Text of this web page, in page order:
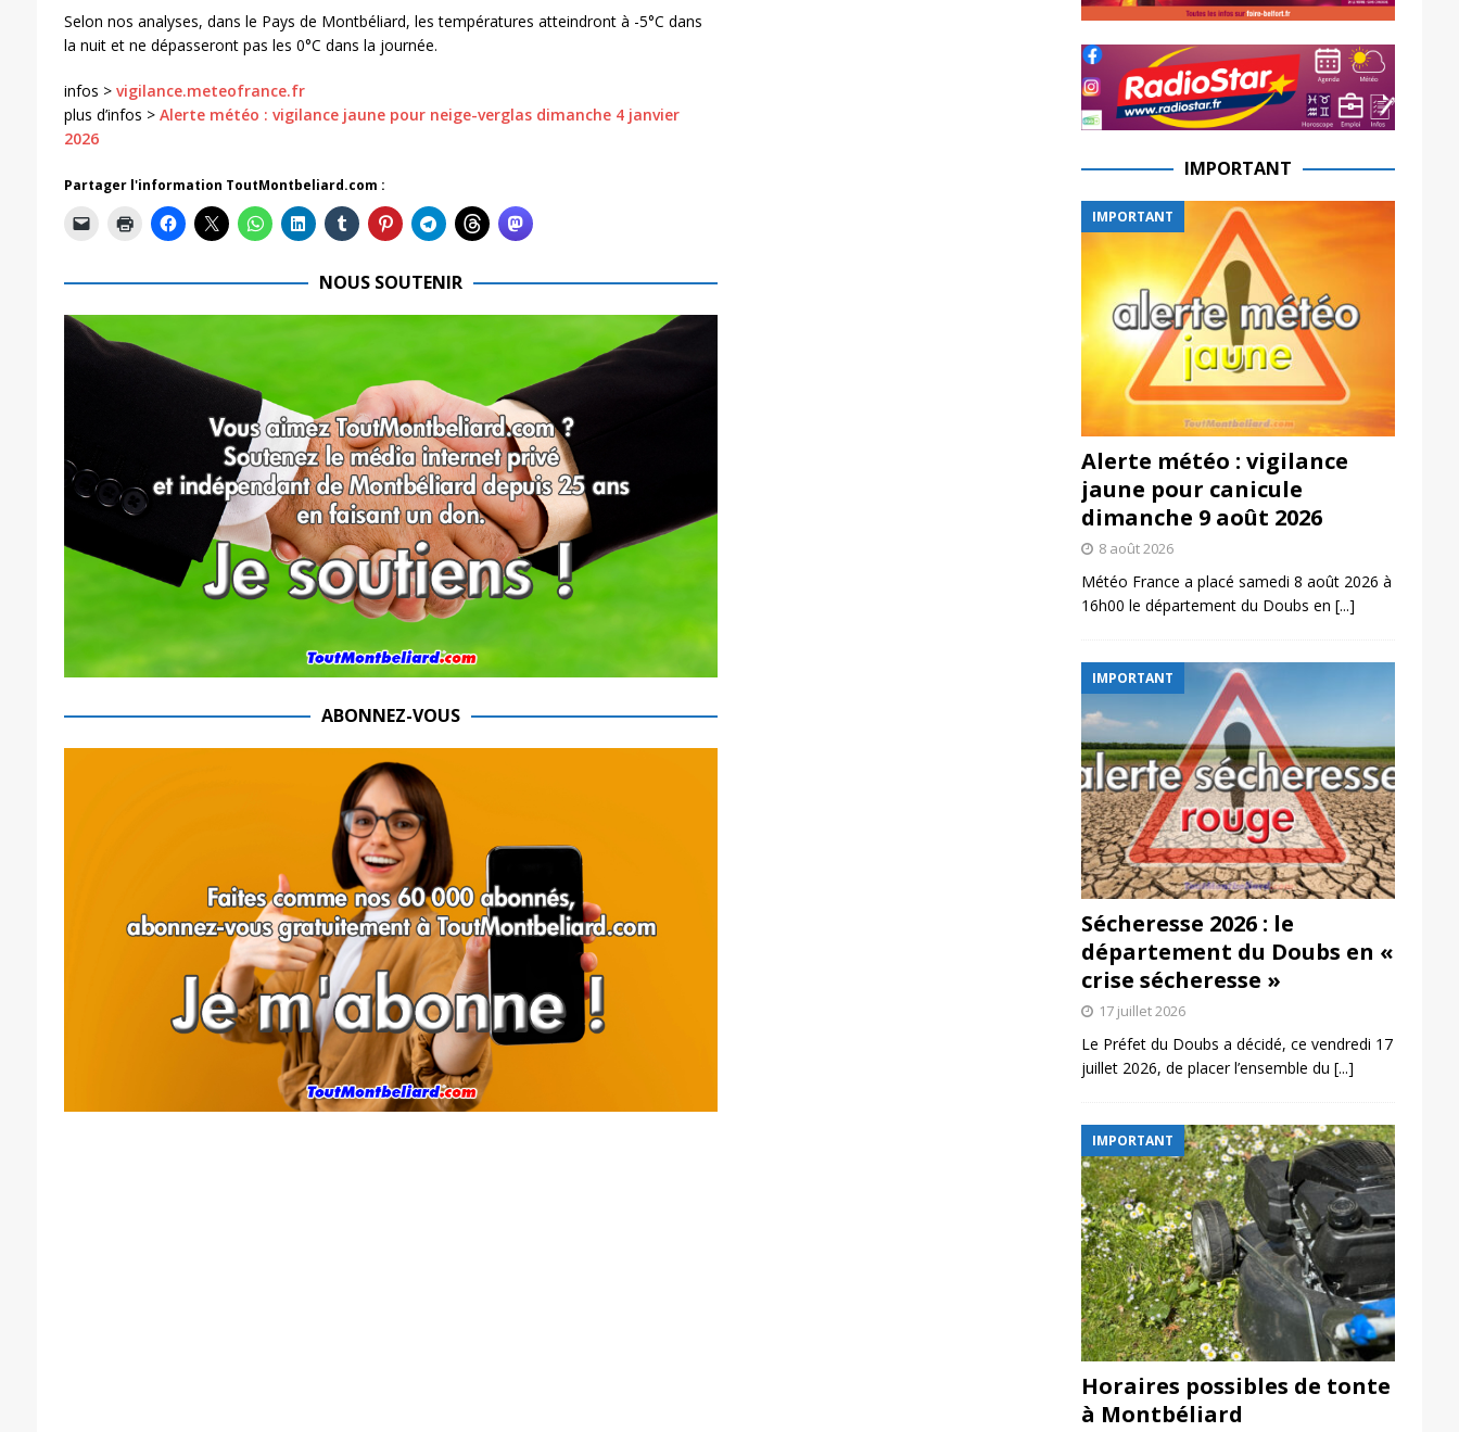
Selon nos analyses, dans le Pays de Montbéliard, les températures atteindront à -5°C dans
la nuit et ne dépasseront pas les 0°C dans la journée.
infos > vigilance.meteofrance.fr
plus d’infos > Alerte météo : vigilance jaune pour neige-verglas dimanche 4 janvier
2026
Partager l'information ToutMontbeliard.com :
NOUS SOUTENIR
ABONNEZ-VOUS
IMPORTANT
IMPORTANT
Alerte météo : vigilance
jaune pour canicule
dimanche 9 août 2026
8 août 2026
Météo France a placé samedi 8 août 2026 à
16h00 le département du Doubs en [...]
IMPORTANT
Sécheresse 2026 : le
département du Doubs en «
crise sécheresse »
17 juillet 2026
Le Préfet du Doubs a décidé, ce vendredi 17
juillet 2026, de placer l’ensemble du [...]
IMPORTANT
Horaires possibles de tonte
à Montbéliard